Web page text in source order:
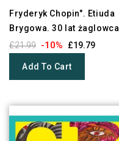
Fryderyk Chopin". Etiuda
Brygowa. 30 lat żaglowca
£21.99 -10% £19.79
Add To Cart